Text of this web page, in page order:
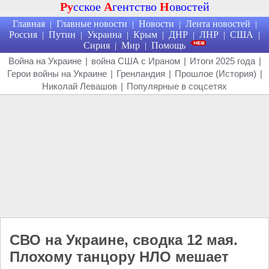
Русское Агентство Новостей
Главная | Главные новости | Новости | Лента новостей |
Россия | Путин | Украина | Крым | ДНР | ЛНР | США |
Сирия | Мир | Помощь
Война на Украине | война США с Ираном | Итоги 2025 года |
Герои войны на Украине | Гренландия | Прошлое (История) |
Николай Левашов | Популярные в соцсетях
СВО на Украине, сводка 12 мая.
Плохому танцору НЛО мешает